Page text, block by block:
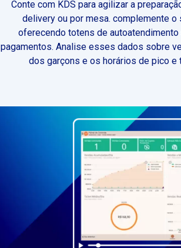
Conte com KDS para agilizar a
delivery ou por mesa. complemente
oferecendo totens de
pagamentos. Analise esses dados sobre
dos garçons e os horários de pico